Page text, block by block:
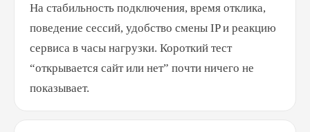
На стабильность подключения, время отклика,
поведение сессий, удобство смены IP и реакцию
сервиса в часы нагрузки. Короткий тест
“открывается сайт или нет” почти ничего не
показывает.